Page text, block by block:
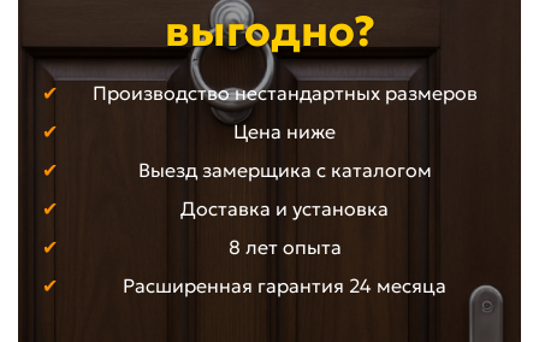
выгодно?
Производство нестандартных размеров
Цена ниже
Выезд замерщика с каталогом
Доставка и установка
8 лет опыта
Расширенная гарантия 24 месяца